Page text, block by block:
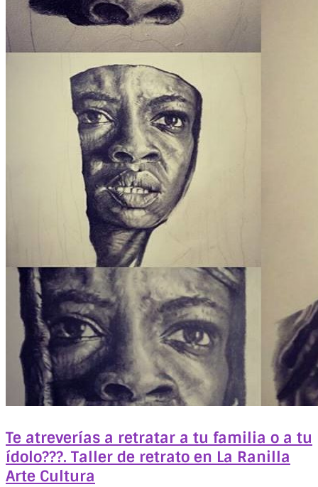
Te atreverías a retratar a tu familia o a tu
ídolo???. Taller de retrato en La Ranilla
Arte Cultura